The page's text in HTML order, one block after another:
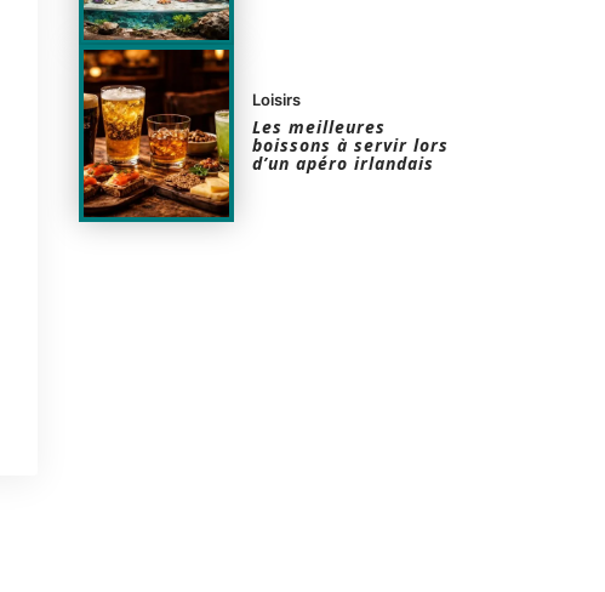
Loisirs
Les meilleures
boissons à servir lors
d’un apéro irlandais